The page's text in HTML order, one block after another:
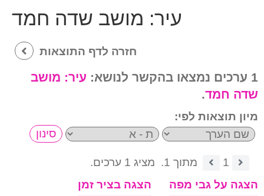
עיר: מושב שדה חמד
חזרה לדף התוצאות
1 ערכים נמצאו בהקשר לנושא: עיר: מושב
שדה חמד.
מיון תוצאות לפי:
1 מתוך 1.
מציג 1 ערכים.
הצגה על גבי מפה
הצגה בציר זמן